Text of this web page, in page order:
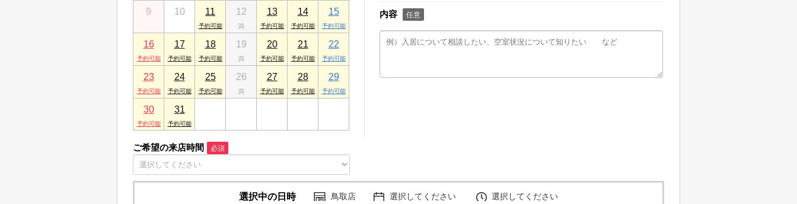
9 10 11 12 13 14 15
16 17 18 19 20 21 22
23 24 25 26 27 28 29
30 31
ご希望の来店時間 必須
内容 任意
選択中の日時 鳥取店 選択してください 選択してください